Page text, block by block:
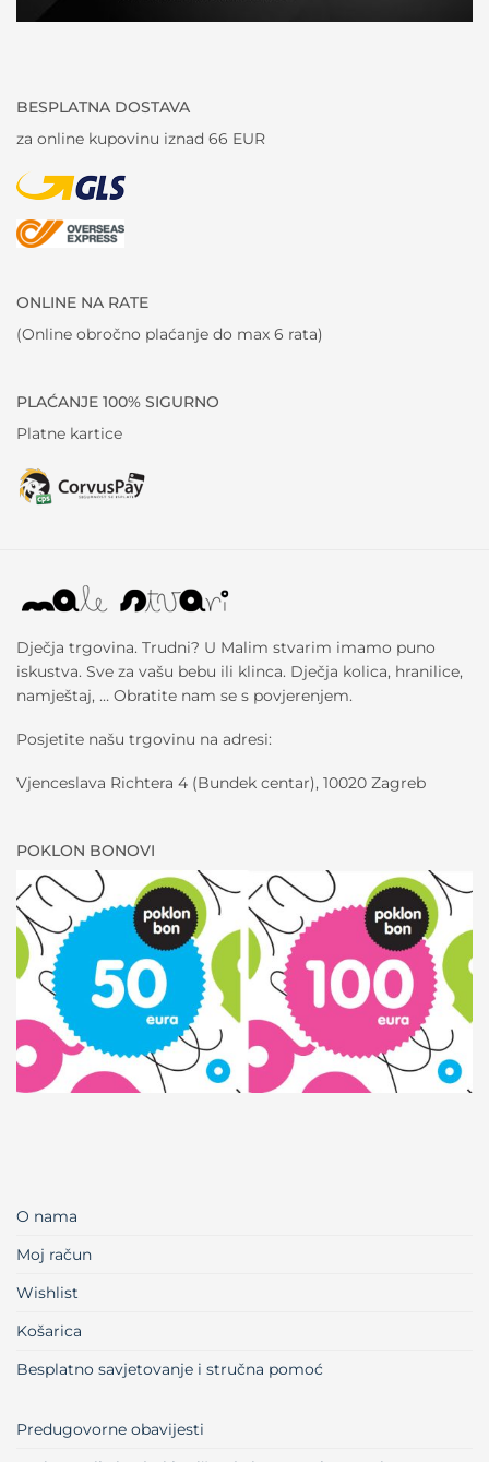
BESPLATNA DOSTAVA
za online kupovinu iznad 66 EUR
ONLINE NA RATE
(Online obročno plaćanje do max 6 rata)
PLAĆANJE 100% SIGURNO
Platne kartice
Dječja trgovina. Trudni? U Malim stvarim imamo puno
iskustva. Sve za vašu bebu ili klinca. Dječja kolica, hranilice,
namještaj, … Obratite nam se s povjerenjem.
Posjetite našu trgovinu na adresi:
Vjenceslava Richtera 4 (Bundek centar), 10020 Zagreb
POKLON BONOVI
O nama
Moj račun
Wishlist
Košarica
Besplatno savjetovanje i stručna pomoć
Predugovorne obavijesti